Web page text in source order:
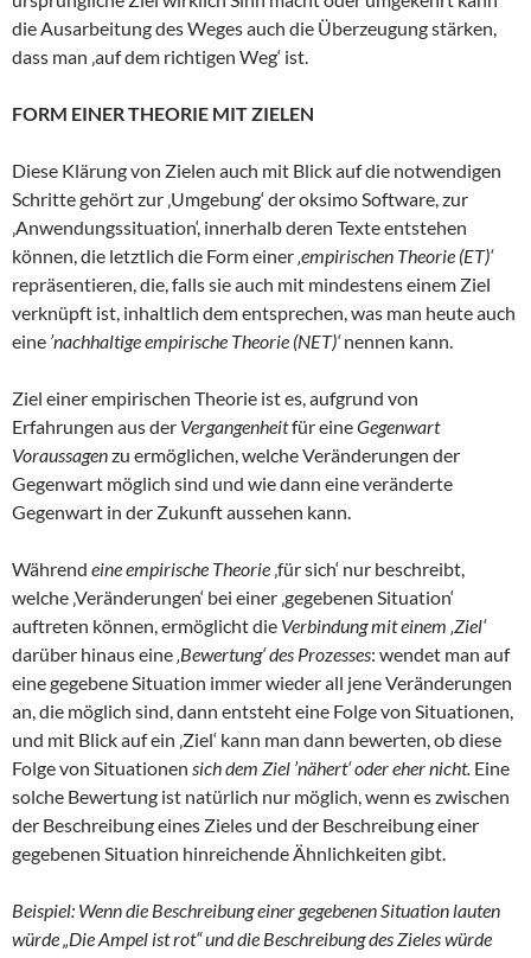
die Ausarbeitung des Weges auch die Überzeugung stärken,
dass man ‚auf dem richtigen Weg‘ ist.
FORM EINER THEORIE MIT ZIELEN
Diese Klärung von Zielen auch mit Blick auf die notwendigen
Schritte gehört zur ‚Umgebung‘ der oksimo Software, zur
‚Anwendungssituation‘, innerhalb deren Texte entstehen
können, die letztlich die Form einer‚empirischen Theorie (ET)‘
repräsentieren, die, falls sie auch mit mindestens einem Ziel
verknüpft ist, inhaltlich dem entsprechen, was man heute auch
eine ’nachhaltige empirische Theorie (NET)‘nennen kann.
Ziel einer empirischen Theorie ist es, aufgrund von
Erfahrungen aus der Vergangenheitfür eineGegenwart
Voraussagenzu ermöglichen, welche Veränderungen der
Gegenwart möglich sind und wie dann eine veränderte
Gegenwart in der Zukunft aussehen kann.
Während eine empirische Theorie ‚für sich‘ nur beschreibt,
welche ‚Veränderungen‘ bei einer ‚gegebenen Situation‘
auftreten können, ermöglicht die Verbindung mit einem ‚Ziel‘
darüber hinaus eine‚Bewertung‘ des Prozesses: wendet man auf
eine gegebene Situation immer wieder all jene Veränderungen
an, die möglich sind, dann entsteht eine Folge von Situationen,
und mit Blick auf ein ‚Ziel‘ kann man dann bewerten, ob diese
Folge von Situationen sich dem Ziel ’nähert‘ oder eher nicht. Eine
solche Bewertung ist natürlich nur möglich, wenn es zwischen
der Beschreibung eines Zieles und der Beschreibung einer
gegebenen Situation hinreichende Ähnlichkeiten gibt.
Beispiel: Wenn die Beschreibung einer gegebenen Situation lauten
würde „Die Ampel ist rot“ und die Beschreibung des Zieles würde